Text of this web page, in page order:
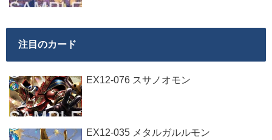
注目のカード
EX12-076 スサノオモン
EX12-035 メタルガルルモン